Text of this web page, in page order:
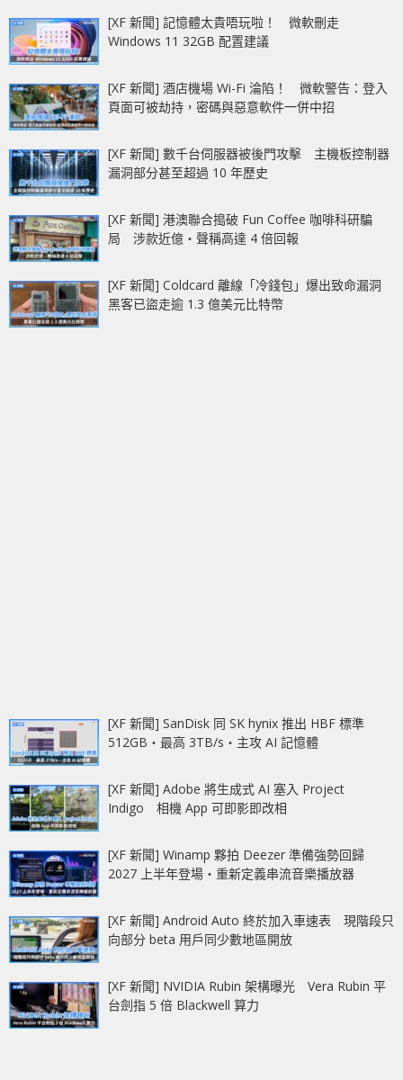
[XF 新聞] 記憶體太貴唔玩啦！ 微軟刪走
Windows 11 32GB 配置建議
[XF 新聞] 酒店機場 Wi-Fi 淪陷！ 微軟警告：登入
頁面可被劫持，密碼與惡意軟件一併中招
[XF 新聞] 數千台伺服器被後門攻擊 主機板控制器
漏洞部分甚至超過 10 年歷史
[XF 新聞] 港澳聯合搗破 Fun Coffee 咖啡科研騙
局 涉款近億‧聲稱高達 4 倍回報
[XF 新聞] Coldcard 離線「冷錢包」爆出致命漏洞
黑客已盜走逾 1.3 億美元比特幣
[XF 新聞] SanDisk 同 SK hynix 推出 HBF 標準
512GB‧最高 3TB/s‧主攻 AI 記憶體
[XF 新聞] Adobe 將生成式 AI 塞入 Project
Indigo 相機 App 可即影即改相
[XF 新聞] Winamp 夥拍 Deezer 準備強勢回歸
2027 上半年登場‧重新定義串流音樂播放器
[XF 新聞] Android Auto 終於加入車速表 現階段只
向部分 beta 用戶同少數地區開放
[XF 新聞] NVIDIA Rubin 架構曝光 Vera Rubin 平
台劍指 5 倍 Blackwell 算力